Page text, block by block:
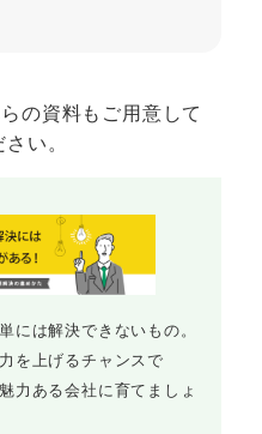
の資料もご用意して
い。
には解決できないもの。
を上げるチャンスで
力ある会社に育てましょ